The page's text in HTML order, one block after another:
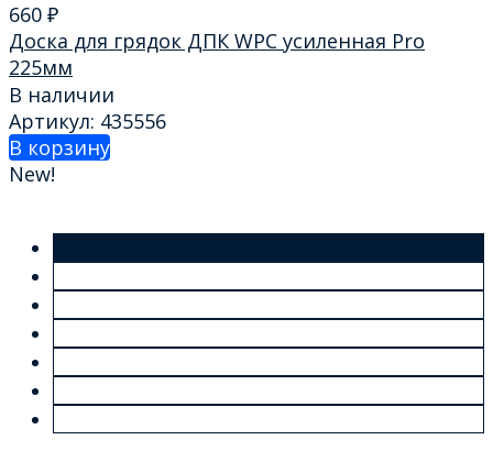
660 ₽
Доска для грядок ДПК WPC усиленная Pro
225мм
В наличии
Артикул: 435556
В корзину
New!